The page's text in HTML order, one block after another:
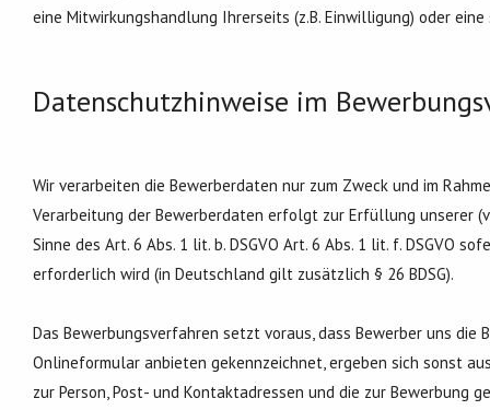
eine Mitwirkungshandlung Ihrerseits (z.B. Einwilligung) oder
Datenschutzhinweise im
Wir verarbeiten die Bewerberdaten nur zum Zweck und im
Verarbeitung der Bewerberdaten erfolgt zur Erfüllung unserer
Sinne des Art. 6 Abs. 1 lit. b. DSGVO Art. 6 Abs. 1 lit. f. DSGVO
erforderlich wird (in Deutschland gilt zusätzlich § 26 BDSG).
Das Bewerbungsverfahren setzt voraus, dass Bewerber uns
Onlineformular anbieten gekennzeichnet, ergeben sich sonst
zur Person, Post- und Kontaktadressen und die zur Bewerbung